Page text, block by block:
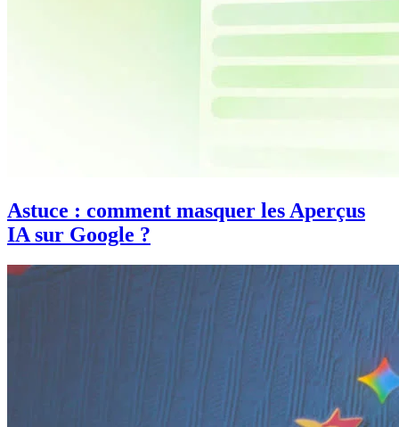
Astuce : comment masquer les Aperçus
IA sur Google ?